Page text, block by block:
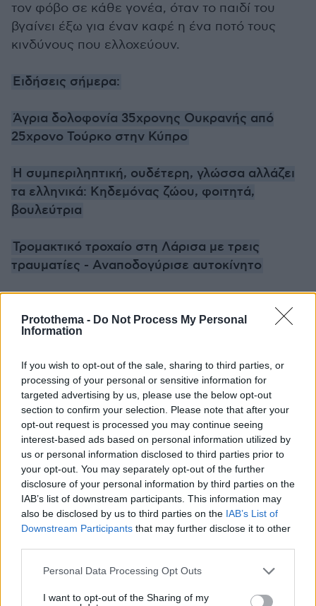
Protothema - Do Not Process My Personal
Information
If you wish to opt-out of the sale, sharing to third parties, or
processing of your personal or sensitive information for
targeted advertising by us, please use the below opt-out
section to confirm your selection. Please note that after your
opt-out request is processed you may continue seeing
interest-based ads based on personal information utilized by
us or personal information disclosed to third parties prior to
your opt-out. You may separately opt-out of the further
disclosure of your personal information by third parties on the
IAB’s list of downstream participants. This information may
also be disclosed by us to third parties on the IAB’s List of
Downstream Participants that may further disclose it to other
Please note that this website/app uses one or more Google
not limited to your visit or usage behaviour. You may click to
Personal Data Processing Opt Outs
I want to opt-out of the Sharing of my
τον φόβο σε κάθε γονέα, όταν το παιδί του
βγαίνει έξω για έναν καφέ η ένα ποτό τους
κινδύνους που ελλοχεύουν.
Ειδήσεις σήμερα:
Άγρια δολοφονία 35χρονης Ουκρανής από
25χρονο Τούρκο στην Κύπρο
Η συμπεριληπτική, ουδέτερη, γλώσσα αλλάζει
τα ελληνικά: Κηδεμόνας ζώου, φοιτητά,
βουλεύτρια
Τρομακτικό τροχαίο στη Λάρισα με τρεις
τραυματίες - Αναποδογύρισε αυτοκίνητο
Σχετικά Άρθρα
Ακολουθήστε τοprotothema.gr στο Google News
και μάθετε πρώτοι όλες τις ειδήσεις
Δείτε όλες τις τελευταίεςΕιδήσεις από την Ελλάδα
και τον Κόσμο, τη στιγμή που συμβαίνουν, στο
Protothema.gr